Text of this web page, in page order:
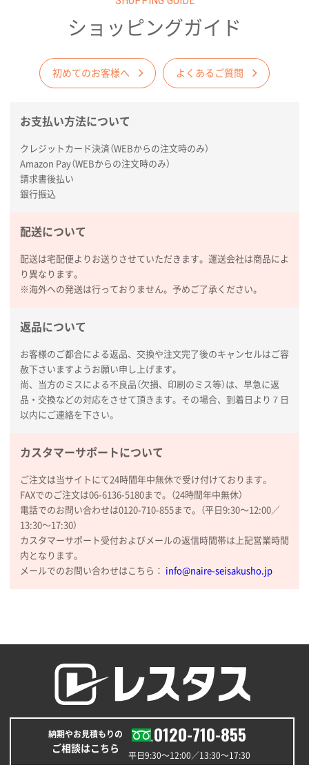
商品がよさそうだったから
コットンバッグM(B4対応)
200枚
2026年01月29日 11:46
商品情報の正確な記載、スムーズなシステム対応
広島県(社様
枚
2026年01月27日 13:12
毎年注文しており、信頼できるから。出来上がりも満
熊本県S社様
ぺんてる ビクーニャフィール1000枚
2026年01月26日 15:45
印刷範囲が広かったから、取扱商品
新潟県R社様
2026年01月16日 10:53
納期が比較的短く、ロット数が豊富に選べて価格が安
かったため
山口県P社様
③1枚
希望の商品の取り扱いがあったので
大阪府のお客様
厚手コットンマチ付トートL ナチュラル(A4対応)
200枚
2025年12月25日 13:33
以前の注文も含め価格と品質
青森県K社様
ワンポイントポリ袋 A4サイズ1000枚
2025年12月24日 13:22
安い
ショッピングガイド
初めてのお客様へ よくあるご質問
お支払い方法について
クレジットカード決済（WEBからの注文時のみ）
Amazon Pay（WEBからの注文時のみ）
請求書後払い
銀行振込
配送について
配送は宅配便よりお送りさせていただきます。運送会社は商品によ
り異なります。
※海外への発送は行っておりません。予めご了承ください。
返品について
お客様のご都合による返品、交換や注文完了後のキャンセルはご容
赦下さいますようお願い申し上げます。
尚、当方のミスによる不良品（欠損、印刷のミス等）は、早急に返
品・交換などの対応をさせて頂きます。その場合、到着日より７日
以内にご連絡を下さい。
カスタマーサポートについて
ご注文は当サイトにて24時間年中無休で受け付けております。
FAXでのご注文は06-6136-5180まで。（24時間年中無休）
電話でのお問い合わせは0120-710-855まで。（平日9:30〜12:00／
13:30〜17:30）
カスタマーサポート受付およびメールの返信時間帯は上記営業時間
内となります。
メールでのお問い合わせはこちら： info@naire-seisakusho.jp
納期やお見積もりの
ご相談はこちら
0120-710-855
平日9:30〜12:00／13:30〜17:30